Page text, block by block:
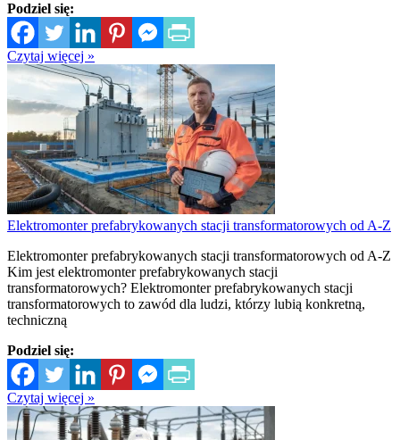
Podziel się:
Czytaj więcej »
Elektromonter prefabrykowanych stacji transformatorowych od A-Z
Elektromonter prefabrykowanych stacji transformatorowych od A-Z
Kim jest elektromonter prefabrykowanych stacji
transformatorowych? Elektromonter prefabrykowanych stacji
transformatorowych to zawód dla ludzi, którzy lubią konkretną,
techniczną
Podziel się:
Czytaj więcej »